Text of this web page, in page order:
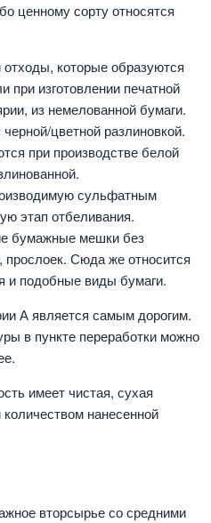
ценному сорту относятся
которые образуются
при изготовлении печатной
из немелованной бумаги.
цветной разлиновкой.
при производстве белой
сульфатным
этап отбеливания.
бумажные мешки без
прослоек. Сюда же относится
и подобные виды бумаги.
А является самым дорогим.
в пункте переработки можно
имеет чистая, сухая
нанесенной
вторсырье со средними